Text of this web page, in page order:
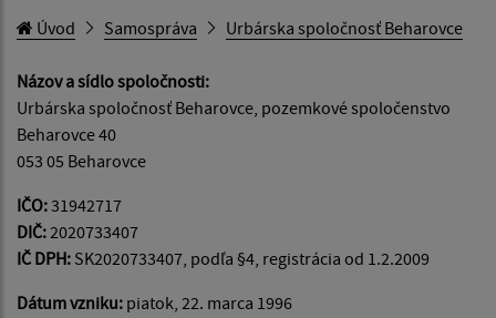
Úvod Samospráva Urbárska spoločnosť Beharovce
Názov a sídlo spoločnosti:
Urbárska spoločnosť Beharovce, pozemkové spoločenstvo
Beharovce 40
053 05 Beharovce
IČO:31942717
DIČ: 2020733407
IČ DPH: SK2020733407, podľa §4, registrácia od 1.2.2009
Dátum vzniku: piatok, 22. marca 1996